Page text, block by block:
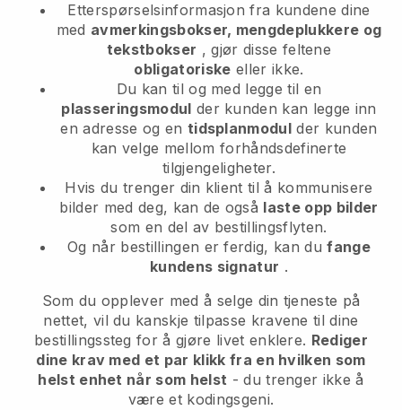
Etterspørselsinformasjon fra kundene dine
med avmerkingsbokser, mengdeplukkere og
tekstbokser , gjør disse feltene
obligatoriske eller ikke.
Du kan til og med legge til en
plasseringsmodul der kunden kan legge inn
en adresse og en tidsplanmodul der kunden
kan velge mellom forhåndsdefinerte
tilgjengeligheter.
Hvis du trenger din klient til å kommunisere
bilder med deg, kan de også laste opp bilder
som en del av bestillingsflyten.
Og når bestillingen er ferdig, kan dufange
kundens signatur .
Som du opplever med å selge din tjeneste på
nettet, vil du kanskje tilpasse kravene til dine
bestillingssteg for å gjøre livet enklere. Rediger
dine krav med et par klikk fra en hvilken som
helst enhet når som helst - du trenger ikke å
være et kodingsgeni.